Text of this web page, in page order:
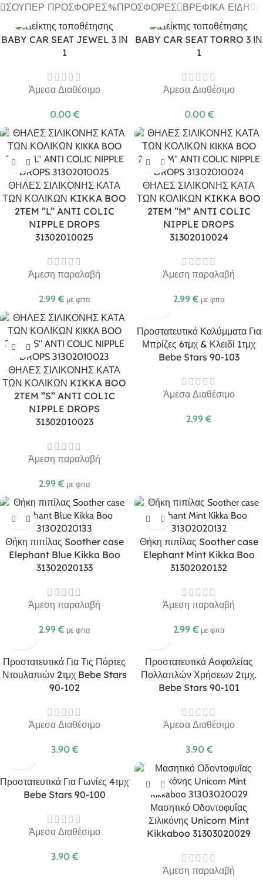
ΣΟΎΠΕΡ ΠΡΟΣΦΟΡΈΣ ΠΡΟΣΦΟΡΈΣ ΒΡΕΦΙΚΆ ΕΊΔΗ
BABY CAR SEAT JEWEL 3 ΙΝ
1
Άμεσα Διαθέσιμο
0.00 €
BABY CAR SEAT TORRO 3 ΙΝ
1
Άμεσα Διαθέσιμο
0.00 €
ΘΗΛΕΣ ΣΙΛΙΚΟΝΗΣ ΚΑΤΑ
ΤΩΝ ΚΟΛΙΚΩΝ KIKKA BOO
2TEM ”L” ANTI COLIC
NIPPLE DROPS
31302010025
Άμεση παραλαβή
2.99 € με φπα
ΘΗΛΕΣ ΣΙΛΙΚΟΝΗΣ ΚΑΤΑ
ΤΩΝ ΚΟΛΙΚΩΝ KIKKA BOO
2TEM ”M” ANTI COLIC
NIPPLE DROPS
31302010024
Άμεση παραλαβή
2.99 € με φπα
ΘΗΛΕΣ ΣΙΛΙΚΟΝΗΣ ΚΑΤΑ
ΤΩΝ ΚΟΛΙΚΩΝ KIKKA BOO
2TEM ”S” ANTI COLIC
NIPPLE DROPS
31302010023
Άμεση παραλαβή
2.99 € με φπα
Προστατευτικά Καλύμματα Για
Μπρίζες 6τμχ & Κλειδί 1τμχ
Bebe Stars 90-103
Άμεσα Διαθέσιμο
2.99 €
Θήκη πιπίλας Soother case
Elephant Blue Kikka Boo
31302020133
Άμεση παραλαβή
2.99 € με φπα
Θήκη πιπίλας Soother case
Elephant Mint Kikka Boo
31302020132
Άμεση παραλαβή
2.99 € με φπα
Προστατευτικά Για Τις Πόρτες
Ντουλαπιών 2τμχ Bebe Stars
90-102
Άμεσα Διαθέσιμο
3.90 €
Προστατευτικά Ασφαλείας
Πολλαπλών Χρήσεων 2τμχ.
Bebe Stars 90-101
Άμεσα Διαθέσιμο
3.90 €
Προστατευτικά Για Γωνίες 4τμχ
Bebe Stars 90-100
Άμεσα Διαθέσιμο
3.90 €
Μασητικό Οδοντοφυΐας
Σιλικόνης Unicorn Mint
Kikkaboo 31303020029
Άμεση παραλαβή